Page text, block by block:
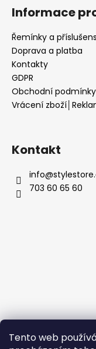
Tento web
Informace
Řemínky a
Doprava a platba
Kontakty
GDPR
Obchodní podmínky
Vrácení
Kontakt
info@
703 60 65 60